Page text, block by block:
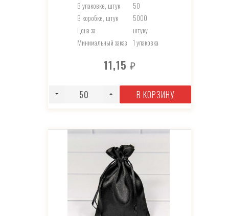
В упаковке, штук
50
В коробке, штук
5000
Цена за
штуку
Минимальный заказ
1 упаковка
11,15 ₽
В КОРЗИНУ